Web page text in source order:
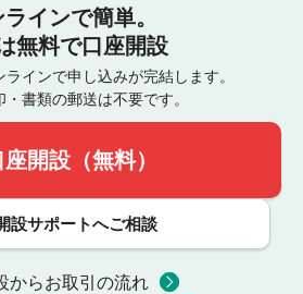
インで簡単。
無料で口座開設
インで申し込みが完結します。
書類の郵送は不要です。
開設（無料）
設サポートへご相談
からお取引の流れ